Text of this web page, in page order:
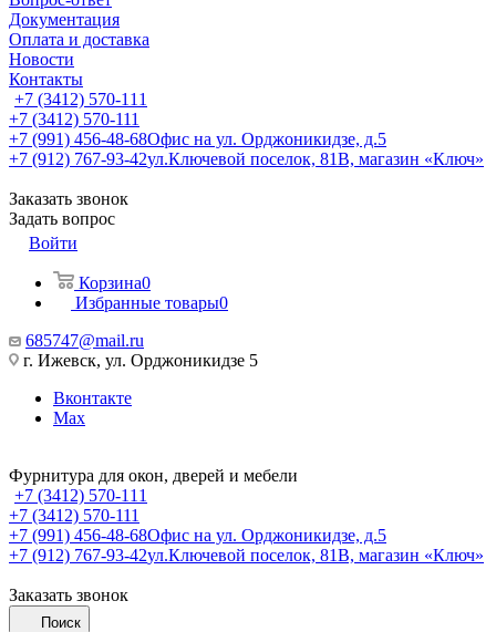
Документация
Оплата и доставка
Новости
Контакты
+7 (3412) 570-111
+7 (3412) 570-111
+7 (991) 456-48-68Офис на ул. Орджоникидзе, д.5
+7 (912) 767-93-42ул.Ключевой поселок, 81В, магазин «Ключ»
Заказать звонок
Задать вопрос
Войти
Корзина0
Избранные товары0
685747@mail.ru
г. Ижевск, ул. Орджоникидзе 5
Вконтакте
Max
Фурнитура для окон, дверей и мебели
+7 (3412) 570-111
+7 (3412) 570-111
+7 (991) 456-48-68Офис на ул. Орджоникидзе, д.5
+7 (912) 767-93-42ул.Ключевой поселок, 81В, магазин «Ключ»
Заказать звонок
Поиск